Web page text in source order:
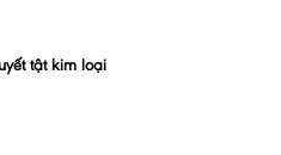
tật kim loại